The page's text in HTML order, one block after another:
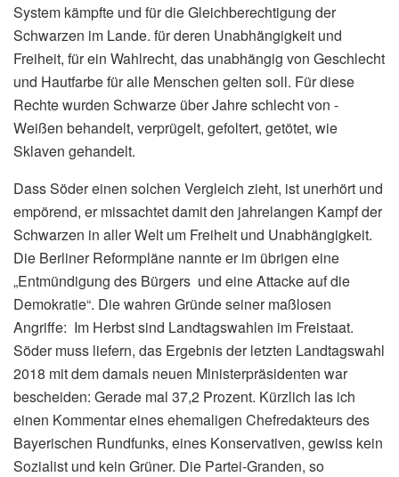
System kämpfte und für die Gleichberechtigung der
Schwarzen im Lande. für deren Unabhängigkeit und
Freiheit, für ein Wahlrecht, das unabhängig von Geschlecht
und Hautfarbe für alle Menschen gelten soll. Für diese
Rechte wurden Schwarze über Jahre schlecht von -
Weißen behandelt, verprügelt, gefoltert, getötet, wie
Sklaven gehandelt.
Dass Söder einen solchen Vergleich zieht, ist unerhört und
empörend, er missachtet damit den jahrelangen Kampf der
Schwarzen in aller Welt um Freiheit und Unabhängigkeit.
Die Berliner Reformpläne nannte er im übrigen eine
„Entmündigung des Bürgers und eine Attacke auf die
Demokratie“. Die wahren Gründe seiner maßlosen
Angriffe: Im Herbst sind Landtagswahlen im Freistaat.
Söder muss liefern, das Ergebnis der letzten Landtagswahl
2018 mit dem damals neuen Ministerpräsidenten war
bescheiden: Gerade mal 37,2 Prozent. Kürzlich las ich
einen Kommentar eines ehemaligen Chefredakteurs des
Bayerischen Rundfunks, eines Konservativen, gewiss kein
Sozialist und kein Grüner. Die Partei-Granden, so